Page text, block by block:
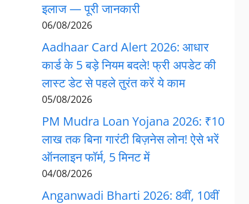
इलाज — पूरी जानकारी
06/08/2026
Aadhaar Card Alert 2026: आधार
कार्ड के 5 बड़े नियम बदले! फ्री अपडेट की
लास्ट डेट से पहले तुरंत करें ये काम
05/08/2026
PM Mudra Loan Yojana 2026: ₹10
लाख तक बिना गारंटी बिज़नेस लोन! ऐसे भरें
ऑनलाइन फॉर्म, 5 मिनट में
04/08/2026
Anganwadi Bharti 2026: 8वीं, 10वीं